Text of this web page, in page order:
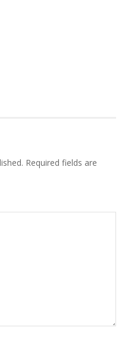
Required fields are